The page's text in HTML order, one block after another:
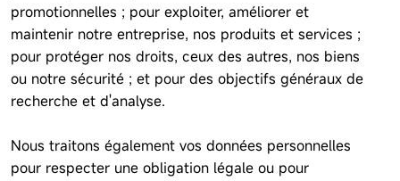
promotionnelles ; pour exploiter, améliorer et
maintenir notre entreprise, nos produits et services ;
pour protéger nos droits, ceux des autres, nos biens
ou notre sécurité ; et pour des objectifs généraux de
recherche et d'analyse.
Nous traitons également vos données personnelles
pour respecter une obligation légale ou pour